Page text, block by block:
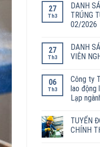
27
Th3
DANH
TRÚNG
02/2026
27
Th3
DANH
VIÊN
06
Th3
Công ty
lao động
Lạp
TUYỂN
CHÍNH